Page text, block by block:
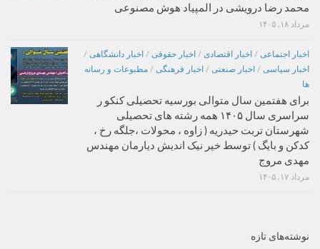
محمد رضا درویشی در المپیاد هوش مصنوعی
مرداد ۱۸, ۱۴۰۵
اخبار اجتماعی / اخبار اقتصادی / اخبار حقوقی / اخبار دانشگاهی /
اخبار سیاسی / اخبار صنعتی / اخبار فرهنگی / مطبوعات و رسانه
ها
برای هفتمین سال متوالی بورسیه تحصیلی کنکو ر
سراسری سال ۱۴۰۵ همه رشته های تحصیلی
شهرستان تربت حیدریه ( زاوه ، محولات ،جلگه رخ ،
کدکن و بایگ ) توسط خیر نیک اندیش دیارمان مهندس
مهدی مروج
مرداد ۱۷, ۱۴۰۵
نوشته‌های تازه